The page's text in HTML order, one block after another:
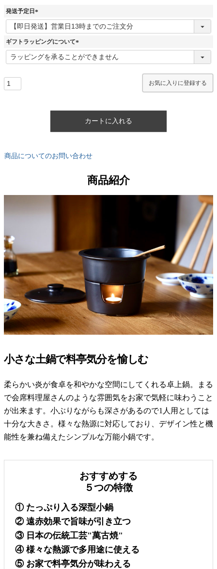
発送予定日
(
必
須
ギフトラッピングについて
(
必
お気に入りに登録する
カートに入れる
商品についてのお問い合わせ
商品紹介
小さな土鍋で料亭気分を愉しむ
柔らかい炎が食卓を和やかな空間にしてくれる卓上鍋。まる
で会席料理屋さんのような雰囲気をお家で気軽に味わうこと
が出来ます。小ぶりながらも深さがあるので1人用としては
十分な大きさ。様々な熱源に対応しており、デザイン性と機
能性を兼ね備えたシンプルな万能小鍋です。
おすすめする
５つの特徴
① たっぷり入る深型小鍋
② 遠赤効果で旨味が引き立つ
③ 日本の伝統工芸"萬古焼"
④ 様々な熱源で多用途に使える
⑤ お家で料亭気分が味わえる